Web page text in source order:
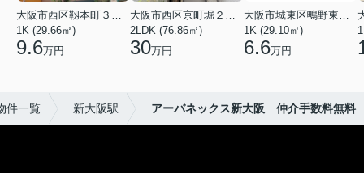
大阪市西区靱本町３丁目
1K (29.66㎡)
9.6万円
大阪市西区京町堀２丁目
2LDK (76.86㎡)
30万円
大阪市城東区鴫野東３丁目
1K (29.10㎡)
6.6万円
件一覧 新大阪駅 アーバネックス新大阪 仲介手数料無料